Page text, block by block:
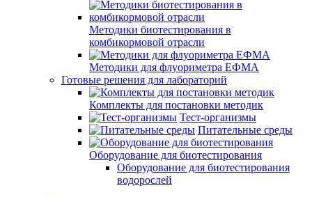
Методики биотестирования в
комбикормовой отрасли
Методики для флуориметра ЕФМА
Готовые решения для лабораторий
Комплекты для постановки методик
Тест-организмы
Питательные среды
Оборудование для биотестирования
Оборудование для биотестирования
водорослей